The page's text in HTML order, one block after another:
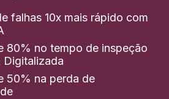
falhas 10x mais rápido com
80% no tempo de inspeção
Digitalizada
50% na perda de